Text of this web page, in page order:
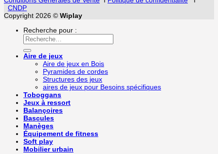
CNDP
Copyright 2026 © Wiplay
Recherche pour :
Aire de jeux
Aire de jeux en Bois
Pyramides de cordes
Structures des jeux
aires de jeux pour Besoins spécifiques
Toboggans
Jeux à ressort
Balançoires
Bascules
Manèges
Équipement de fitness
Soft play
Mobilier urbain